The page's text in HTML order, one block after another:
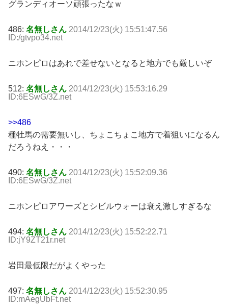
グランディオーソ頑張ったなｗ
486: 名無しさん 2014/12/23(火) 15:51:47.56
ID:/gtvpo34.net
ニホンピロはあれで差せないとなると地方でも厳しいぞ
512: 名無しさん 2014/12/23(火) 15:53:16.29
ID:6ESwG/3Z.net
>>486
種牡馬の需要無いし、ちょこちょこ地方で着狙いになるん
だろうねえ・・・
490: 名無しさん 2014/12/23(火) 15:52:09.36
ID:6ESwG/3Z.net
ニホンピロアワーズとシビルウォーは衰え激しすぎるな
494: 名無しさん 2014/12/23(火) 15:52:22.71
ID:jY9ZT21r.net
岩田最低限だがよくやった
497: 名無しさん 2014/12/23(火) 15:52:30.95
ID:mAegUbFt.net